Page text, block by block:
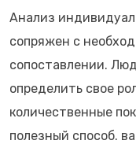
Анализ
сопряжен с
сопоставлении.
определить свое
количественные
полезный способ.